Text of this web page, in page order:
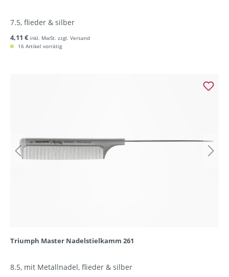
7.5, flieder & silber
4,11 € inkl. MwSt. zzgl. Versand
16 Artikel vorrätig
Triumph Master Nadelstielkamm 261
8.5, mit Metallnadel, flieder & silber